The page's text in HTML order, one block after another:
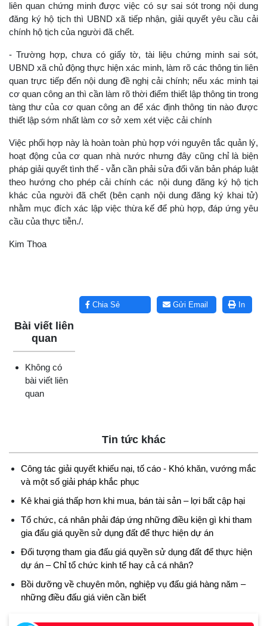
liên quan chứng minh được việc có sự sai sót trong nội dung
đăng ký hộ tịch thì UBND xã tiếp nhận, giải quyết yêu cầu cải
chính hộ tịch của người đã chết.
- Trường hợp, chưa có giấy tờ, tài liệu chứng minh sai sót,
UBND xã chủ động thực hiện xác minh, làm rõ các thông tin liên
quan trực tiếp đến nội dung đề nghị cải chính; nếu xác minh tại
cơ quan công an thì cần làm rõ thời điểm thiết lập thông tin trong
tàng thư của cơ quan công an để xác định thông tin nào được
thiết lập sớm nhất làm cơ sở xem xét việc cải chính
Việc phối hợp này là hoàn toàn phù hợp với nguyên tắc quản lý,
hoạt động của cơ quan nhà nước nhưng đây cũng chỉ là biện
pháp giải quyết tình thế - vẫn cần phải sửa đổi văn bản pháp luật
theo hướng cho phép cải chính các nội dung đăng ký hộ tịch
khác của người đã chết (bên cạnh nội dung đăng ký khai tử)
nhằm mục đích xác lập việc thừa kế để phù hợp, đáp ứng yêu
cầu của thực tiễn./.
Kim Thoa
In
Gửi Email
Chia Sẻ
Bài viết liên
quan
Không có
bài viết liên
quan
Tin tức khác
Công tác giải quyết khiếu nại, tố cáo - Khó khăn, vướng mắc
và một số giải pháp khắc phục
Kê khai giá thấp hơn khi mua, bán tài sản – lợi bất cập hại
Tổ chức, cá nhân phải đáp ứng những điều kiện gì khi tham
gia đấu giá quyền sử dụng đất để thực hiện dự án
Đối tượng tham gia đấu giá quyền sử dụng đất để thực hiện
dự án – Chỉ tổ chức kinh tế hay cả cá nhân?
Bồi dưỡng về chuyên môn, nghiệp vụ đấu giá hàng năm –
những điều đấu giá viên cần biết